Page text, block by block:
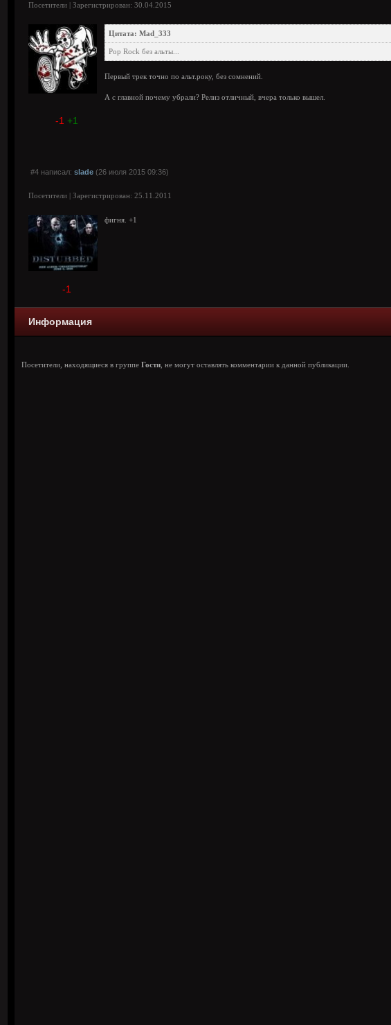
Посетители | Зарегистрирован: 30.04.2015
Цитата: Mad_333
Pop Rock без альты...
Первый трек точно по альт.року, без сомнений.
А с главной почему убрали? Релиз отличный, вчера только вышел.
-1 +1
#4 написал: slade (26 июля 2015 09:36)
Посетители | Зарегистрирован: 25.11.2011
фигня. +1
-1
Информация
Посетители, находящиеся в группе Гости , не могут оставлять комментарии к данной публикации.